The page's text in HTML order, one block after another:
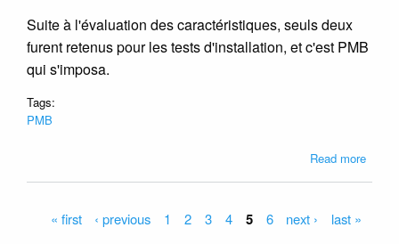
Suite à l'évaluation des caractéristiques, seuls deux
furent retenus pour les tests d'installation, et c'est PMB
qui s'imposa.
Tags:
PMB
Read more
Pages
« first ‹ previous 1 2 3 4 5 6 next › last »